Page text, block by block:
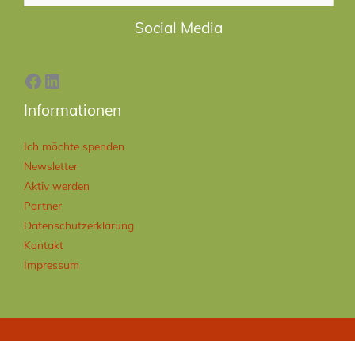
Social Media
Facebook
LinkedIn
Informationen
Ich möchte spenden
Newsletter
Aktiv werden
Partner
Datenschutzerklärung
Kontakt
Impressum